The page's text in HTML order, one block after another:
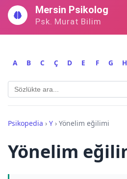
İçeriğe
geç
Mersin Psikolog
Psk. Murat Bilim
A B C Ç D E F G H
Psikopedia › Y › Yönelim eğilimi
Yönelim